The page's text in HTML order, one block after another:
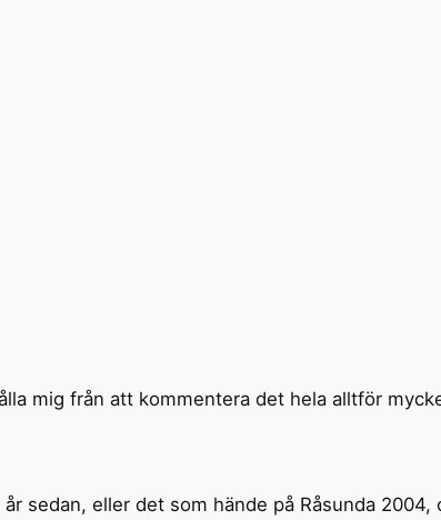
mig från att kommentera det hela alltför
sedan, eller det som hände på Råsunda 2004,